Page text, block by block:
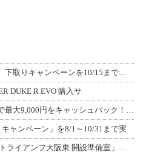
DUKE R EVO 購入サ
キャンペーン」を8/1～10/31まで実